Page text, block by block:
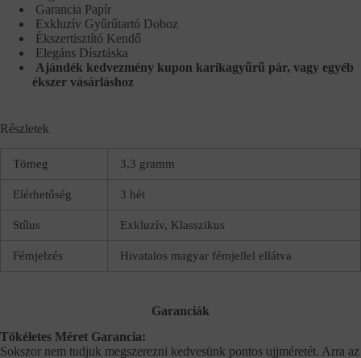
Garancia Papír
Exkluzív Gyűrűtartó Doboz
Ékszertisztító Kendő
Elegáns Dísztáska
Ajándék kedvezmény kupon karikagyűrű pár, vagy egyéb
ékszer vásárláshoz
Részletek
Tömeg 3,3 gramm
Elérhetőség 3 hét
Stílus Exkluzív, Klasszikus
Fémjelzés Hivatalos magyar fémjellel ellátva
Garanciák
Tökéletes Méret Garancia:
Sokszor nem tudjuk megszerezni kedvesünk pontos ujjméretét. Arra az